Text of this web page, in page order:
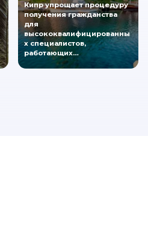
Кипр упрощает процедуру
получения гражданства
для
высококвалифицированны
х специалистов,
работающих…